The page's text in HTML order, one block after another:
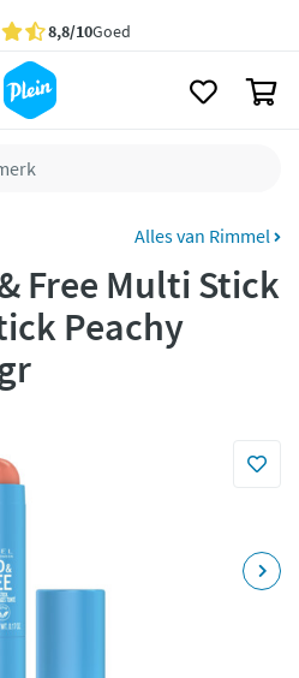
vanaf 35,- *
maandag
retourneren
met Klarna
Alles van Rimmel
Free Multi Stick
Peachy